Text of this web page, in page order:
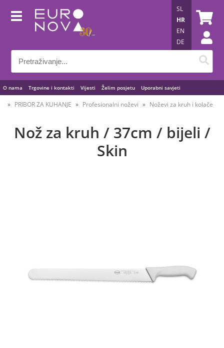
O nama Trgovine i kontakti Vijesti Želim posjetu Uporabni savjeti
SL
HR
EN
DE
PRIBOR ZA KUHANJE Profesionalni noževi Noževi za kruh i kolače
Nož za kruh / 37cm / bijeli /
Skin